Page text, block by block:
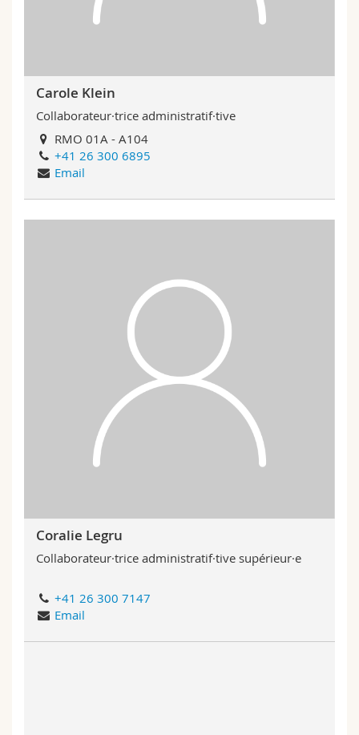
Carole Klein
Collaborateur·trice administratif·tive
RMO 01A - A104
+41 26 300 6895
Email
Coralie Legru
Collaborateur·trice administratif·tive supérieur·e
+41 26 300 7147
Email